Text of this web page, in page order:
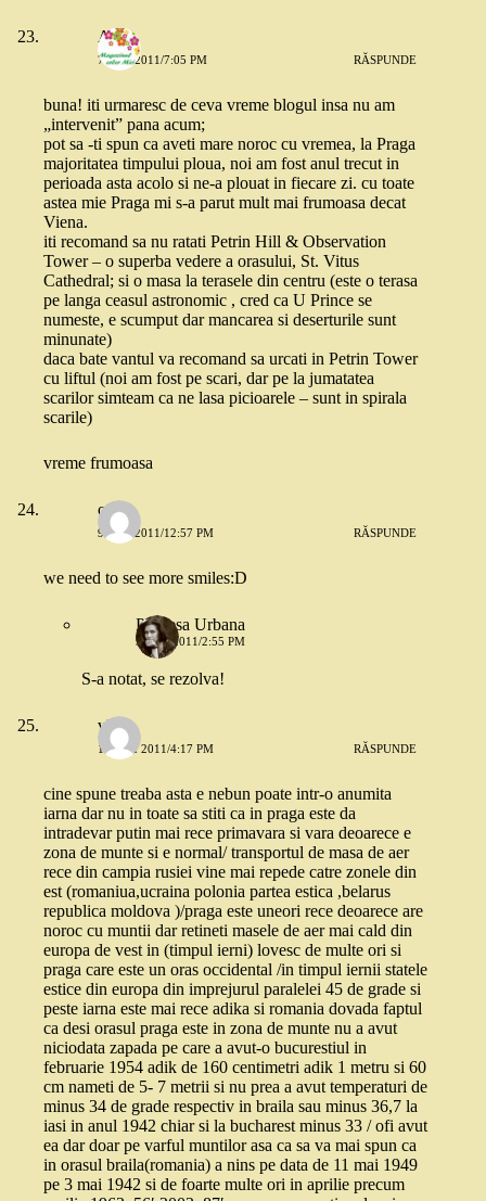
Alina
7 MAI 2011/7:05 PM RĂSPUNDE
buna! iti urmaresc de ceva vreme blogul insa nu am
„intervenit” pana acum;
pot sa -ti spun ca aveti mare noroc cu vremea, la Praga
majoritatea timpului ploua, noi am fost anul trecut in
perioada asta acolo si ne-a plouat in fiecare zi. cu toate
astea mie Praga mi s-a parut mult mai frumoasa decat
Viena.
iti recomand sa nu ratati Petrin Hill & Observation
Tower – o superba vedere a orasului, St. Vitus
Cathedral; si o masa la terasele din centru (este o terasa
pe langa ceasul astronomic , cred ca U Prince se
numeste, e scumput dar mancarea si deserturile sunt
minunate)
daca bate vantul va recomand sa urcati in Petrin Tower
cu liftul (noi am fost pe scari, dar pe la jumatatea
scarilor simteam ca ne lasa picioarele – sunt in spirala
scarile)
vreme frumoasa
oq
9 MAI 2011/12:57 PM RĂSPUNDE
we need to see more smiles:D
Printesa Urbana
9 MAI 2011/2:55 PM
S-a notat, se rezolva!
vlad
10 MAI 2011/4:17 PM RĂSPUNDE
cine spune treaba asta e nebun poate intr-o anumita
iarna dar nu in toate sa stiti ca in praga este da
intradevar putin mai rece primavara si vara deoarece e
zona de munte si e normal/ transportul de masa de aer
rece din campia rusiei vine mai repede catre zonele din
est (romaniua,ucraina polonia partea estica ,belarus
republica moldova )/praga este uneori rece deoarece are
noroc cu muntii dar retineti masele de aer mai cald din
europa de vest in (timpul ierni) lovesc de multe ori si
praga care este un oras occidental /in timpul iernii statele
estice din europa din imprejurul paralelei 45 de grade si
peste iarna este mai rece adika si romania dovada faptul
ca desi orasul praga este in zona de munte nu a avut
niciodata zapada pe care a avut-o bucurestiul in
februarie 1954 adik de 160 centimetri adik 1 metru si 60
cm nameti de 5- 7 metrii si nu prea a avut temperaturi de
minus 34 de grade respectiv in braila sau minus 36,7 la
iasi in anul 1942 chiar si la bucharest minus 33 / ofi avut
ea dar doar pe varful muntilor asa ca sa va mai spun ca
in orasul braila(romania) a nins pe data de 11 mai 1949
pe 3 mai 1942 si de foarte multe ori in aprilie precum